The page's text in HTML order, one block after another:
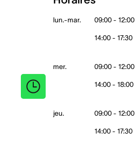
lun.-mar. 09:00 - 12:00
14:00 - 17:30
mer. 09:00 - 12:00
14:00 - 18:00
jeu. 09:00 - 12:00
14:00 - 17:30